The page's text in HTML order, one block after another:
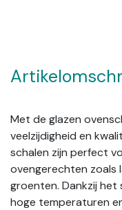
Met de glazen
veelzijdigheid en
schalen zijn perfect
ovengerechten zoals
groenten. Dankzij het
hoge temperaturen